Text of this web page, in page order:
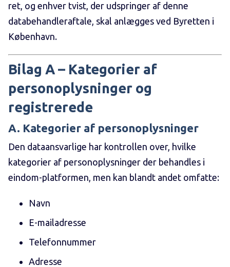
ret, og enhver tvist, der udspringer af denne
databehandleraftale, skal anlægges ved Byretten i
København.
Bilag A – Kategorier af
personoplysninger og
registrerede
A. Kategorier af personoplysninger
Den dataansvarlige har kontrollen over, hvilke
kategorier af personoplysninger der behandles i
eindom-platformen, men kan blandt andet omfatte:
Navn
E-mailadresse
Telefonnummer
Adresse